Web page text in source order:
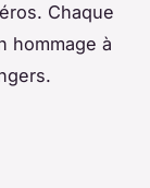
Chaque
hommage à